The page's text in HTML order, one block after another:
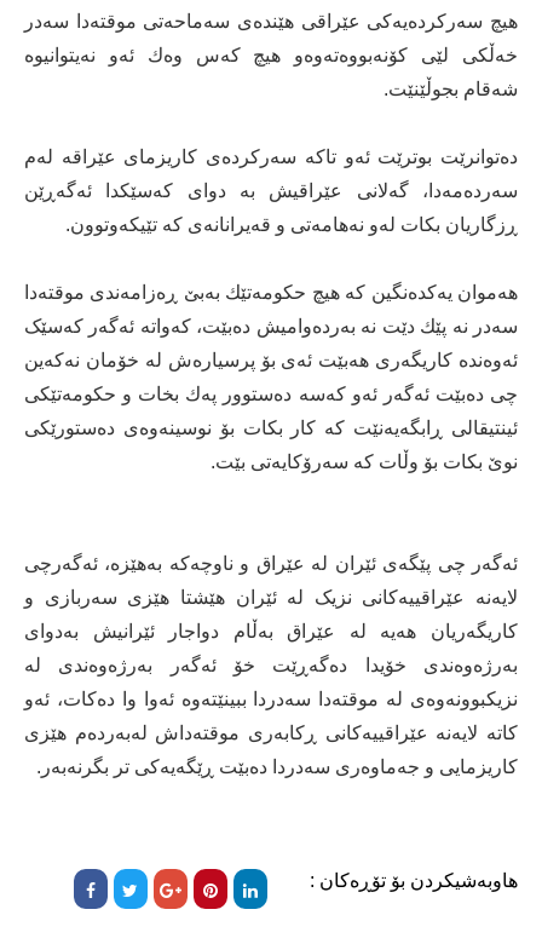
هیچ سەرکردەیەکی عێراقی هێندەی سەماحەتی موقتەدا سەدر
خەڵکی لێی کۆنەبووەتەوەو هیچ کەس وەك ئەو نەیتوانیوە
شەقام بجوڵێنێت.
دەتوانرێت بوترێت ئەو تاکە سەرکردەی کاریزمای عێراقە لەم
سەردەمەدا، گەلانی عێراقیش بە دوای کەسێکدا ئەگەڕێن
ڕزگاریان بکات لەو نەهامەتی و قەیرانانەی کە تێیکەوتوون.
هەموان یەكدەنگین کە هیچ حكومەتێك بەبێ ڕەزامەندی موقتەدا
سەدر نە پێك دێت نە بەردەوامیش دەبێت، کەواتە ئەگەر کەسێک
ئەوەندە کاریگەری هەبێت ئەی بۆ پرسیارەش لە خۆمان نەکەین
چی دەبێت ئەگەر ئەو کەسە دەستوور پەك بخات و حكومەتێکی
ئینتیقالی ڕابگەیەنێت کە کار بکات بۆ نوسینەوەی دەستورێکی
نوێ بکات بۆ وڵات کە سەرۆکایەتی بێت.
ئەگەر چی پێگەی ئێران لە عێراق و ناوچەکە بەهێزە، ئەگەرچی
لایەنە عێراقییەکانی نزیک لە ئێران هێشتا هێزی سەربازی و
کاریگەریان هەیە لە عێراق بەڵام دواجار ئێرانیش بەدوای
بەرژەوەندی خۆیدا دەگەڕێت خۆ ئەگەر بەرژەوەندی لە
نزیکبوونەوەی لە موقتەدا سەدردا ببینێتەوە ئەوا وا دەکات، ئەو
کاتە لایەنە عێراقییەکانی ڕکابەری موقتەداش لەبەردەم هێزی
کاریزمایی و جەماوەری سەدردا دەبێت ڕێگەیەکی تر بگرنەبەر.
هاوبەشیکردن بۆ تۆڕەکان :